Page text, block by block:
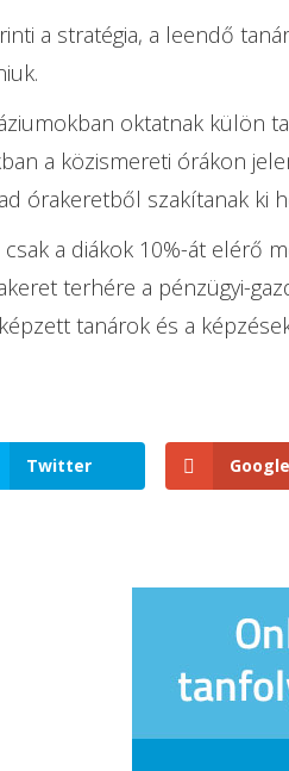
a stratégia, a leendő
oktatnak külön
a közismereti órákon
órakeretből szakítanak ki
a diákok 10%-át elérő
terhére a pénzügyi-
tanárok és a
Twitter